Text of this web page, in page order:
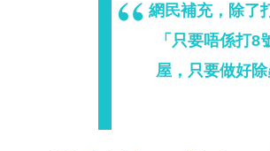
網民補充，除了
「只要唔係打
屋，只要做好除